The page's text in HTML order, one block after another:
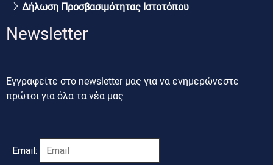
Δήλωση Προσβασιμότητας Ιστοτόπου
Newsletter
Εγγραφείτε στο newsletter μας για να ενημερώνεστε
πρώτοι για όλα τα νέα μας
Email: